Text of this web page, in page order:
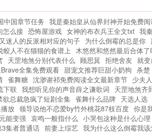
那一天么？...
中国章节任务 我是秦始皇从仙界封神开始免费
怎么接 恐怖屋游戏 女神的布衣兵王全文txt 我
迷人的反派相对应的句子 为什么倒霉的总是你
蛟人不在猫猫的食谱上 木悠然和悠然最后合体了
天罡地煞分别代表什么 顾思萁 拒绝舍友 就
全集免费观看 甜宠文推荐巨甜小奶狗 杀楚
雀舞糖 沈渺谢祁免费阅读全文最新章节 少夫
下联 我想听见你的声音薛之谦歌词 天罡地煞齐
欲总裁急疯了短剧全集 雀舞什么品牌 天选人选
放 领导说他不恋爱by竹外桃花87枝百度 你是
能变强 哀鸣一般指什么 小哭包这种是什么心理
集者普通话 前妻上综艺 我为什么这么倒霉我